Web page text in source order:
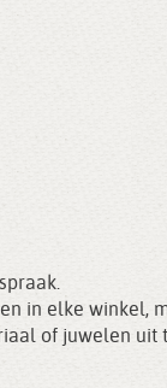
in elke winkel,
of juwelen uit